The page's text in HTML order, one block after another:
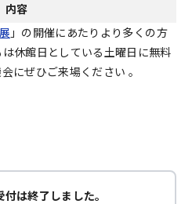
内容
」の開催にあたりより多くの方
休館日としている土曜日に無料
にぜひご来場ください 。
は終了しました。